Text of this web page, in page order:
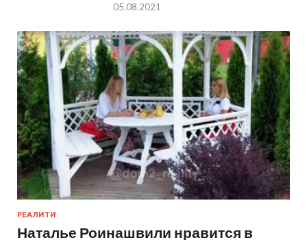
05.08.2021
РЕАЛИТИ
Наталье Роинашвили нравится в